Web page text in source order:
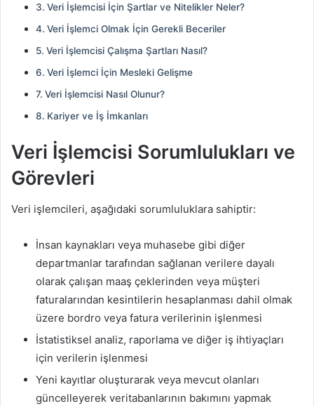
Veri İşlemcisi İçin Şartlar ve Nitelikler Neler?
Veri İşlemci Olmak İçin Gerekli Beceriler
Veri İşlemcisi Çalışma Şartları Nasıl?
Veri İşlemci İçin Mesleki Gelişme
Veri İşlemcisi Nasıl Olunur?
Kariyer ve İş İmkanları
Veri İşlemcisi Sorumlulukları ve
Görevleri
Veri işlemcileri, aşağıdaki sorumluluklara sahiptir:
İnsan kaynakları veya muhasebe gibi diğer
departmanlar tarafından sağlanan verilere dayalı
olarak çalışan maaş çeklerinden veya müşteri
faturalarından kesintilerin hesaplanması dahil olmak
üzere bordro veya fatura verilerinin işlenmesi
İstatistiksel analiz, raporlama ve diğer iş ihtiyaçları
için verilerin işlenmesi
Yeni kayıtlar oluşturarak veya mevcut olanları
güncelleyerek veritabanlarının bakımını yapmak